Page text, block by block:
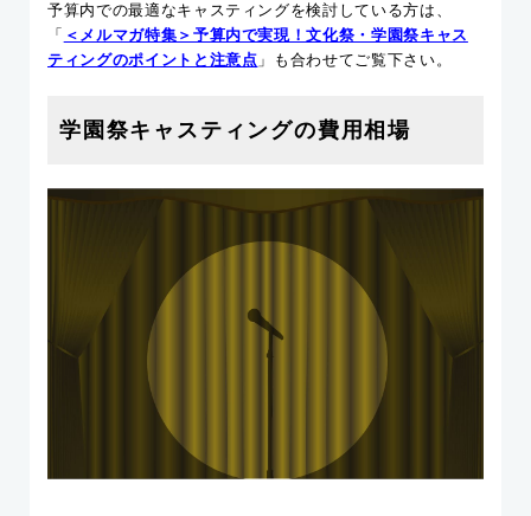
予算内での最適なキャスティングを検討している方は、
「 ＜メルマガ特集＞予算内で実現！文化祭・学園祭キャス
ティングのポイントと注意点 」も合わせてご覧下さい。
学園祭キャスティングの費用相場